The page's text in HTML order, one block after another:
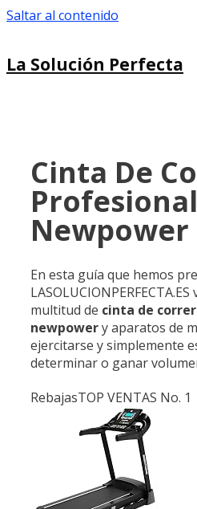
Saltar al contenido
La Solución Perfecta
Cinta De
Profesional
Newpower
En esta guía que hemos
multitud de cinta de
newpowery aparatos de
ejercitarse y simplemente
determinar o ganar
RebajasTOP VENTAS No. 1